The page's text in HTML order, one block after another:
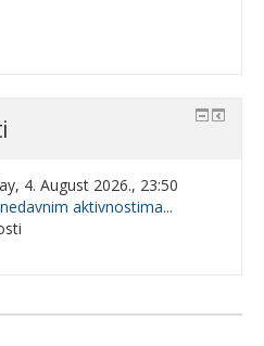
4. August 2026., 23:50
aktivnostima...